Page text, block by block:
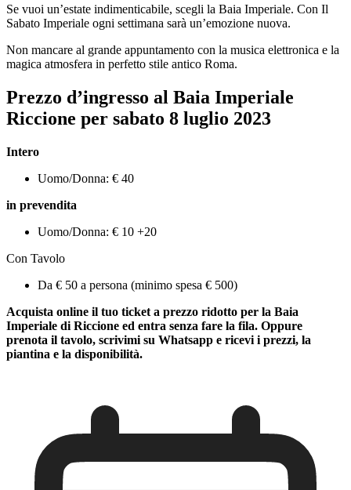
Se vuoi un’estate indimenticabile, scegli la Baia Imperiale. Con Il
Sabato Imperiale ogni settimana sarà un’emozione nuova.
Non mancare al grande appuntamento con la musica elettronica e la
magica atmosfera in perfetto stile antico Roma.
Prezzo d’ingresso al Baia Imperiale
Riccione per sabato 8 luglio 2023
Intero
Uomo/Donna: € 40
in prevendita
Uomo/Donna: € 10 +20
Con Tavolo
Da € 50 a persona (minimo spesa € 500)
Acquista online il tuo ticket a prezzo ridotto per la Baia
Imperiale di Riccione ed entra senza fare la fila. Oppure
prenota il tavolo, scrivimi su Whatsapp e ricevi i prezzi, la
piantina e la disponibilità.